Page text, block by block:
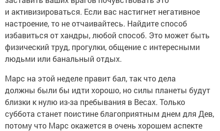
и активизироваться. Если вас настигнет негативное
настроение, то не отчаивайтесь. Найдите способ
избавиться от хандры, любой способ. Это может быть
физический труд, прогулки, общение с интересными
людьми или банальный отдых.
Марс на этой неделе правит бал, так что дела
должны были бы идти хорошо, но силы планеты будут
близки к нулю из-за пребывания в Весах. Только
суббота станет поистине благоприятным днем для Дев,
потому что Марс окажется в очень хорошем аспекте